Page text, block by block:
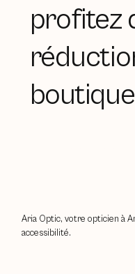
profitez
boutique
Aria Optic, votre opticien à
accessibilité.